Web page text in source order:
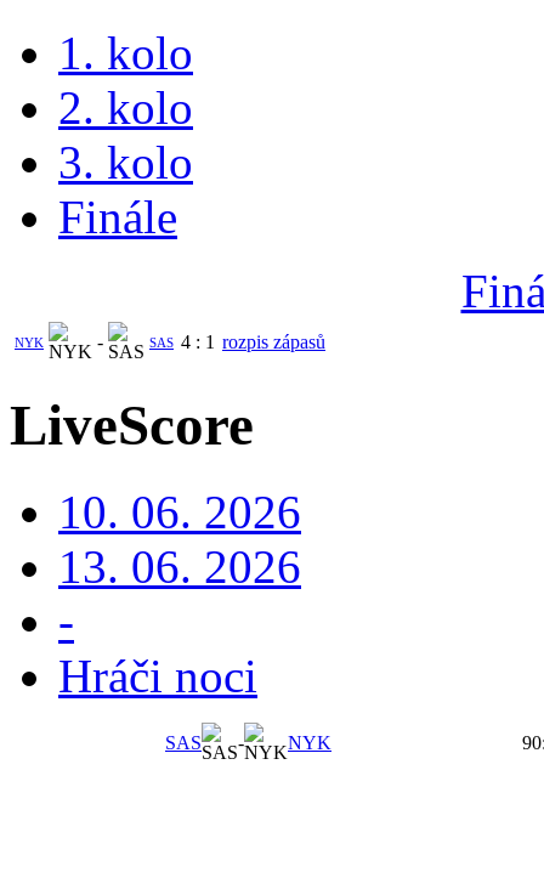
1. kolo
2. kolo
3. kolo
Finále
NYK - SAS 4 : 1 rozpis zápasů
LiveScore
10. 06. 2026
13. 06. 2026
-
Hráči noci
SAS - NYK 90